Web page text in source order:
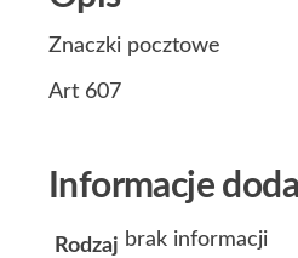
Znaczki pocztowe
Art 607
Informacje
Rodzaj brak informacji